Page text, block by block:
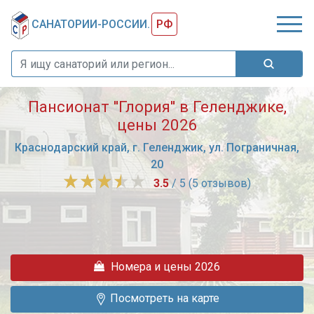
САНАТОРИИ-РОССИИ. РФ
Пансионат ''Глория'' в Геленджике,
цены 2026
Краснодарский край, г. Геленджик, ул. Пограничная,
20
3.5/ 5 (5 отзывов)
"Глория"
в
зоне
Номера и цены 2026
Посмотреть на карте